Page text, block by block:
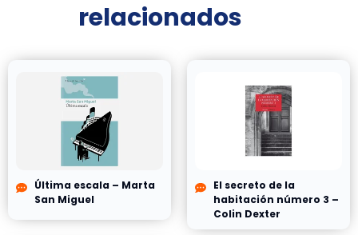
relacionados
Última escala – Marta
San Miguel
El secreto de la
habitación número 3 –
Colin Dexter